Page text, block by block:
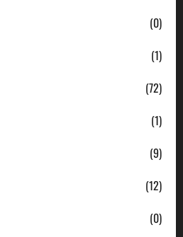
(0)
(1)
(72)
(1)
(9)
(12)
(0)